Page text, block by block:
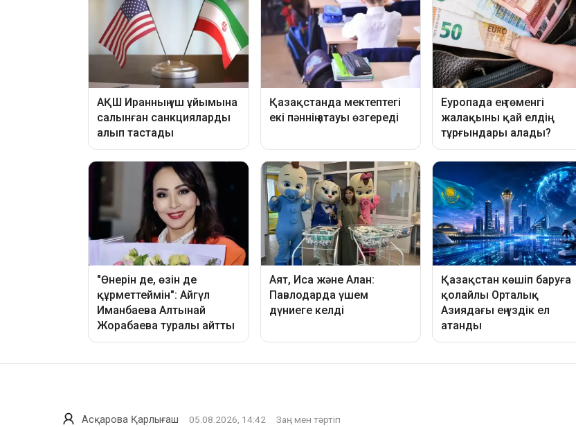
Асқарова Қарлығаш 05.08.2026, 14:42 Заң мен тәртіп